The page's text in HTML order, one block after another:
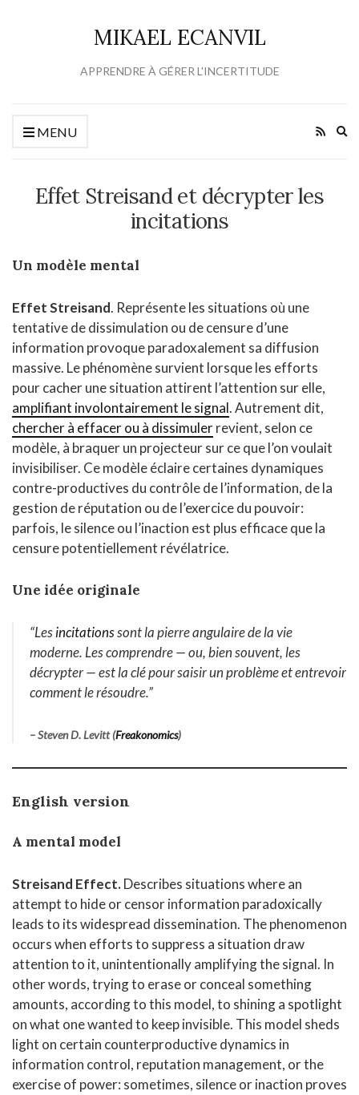
MIKAEL ECANVIL
APPRENDRE À GÉRER L'INCERTITUDE
MENU
Effet Streisand et décrypter les
incitations
Un modèle mental
Effet Streisand. Représente les situations où une
tentative de dissimulation ou de censure d’une
information provoque paradoxalement sa diffusion
massive. Le phénomène survient lorsque les efforts
pour cacher une situation attirent l’attention sur elle,
amplifiant involontairement le signal. Autrement dit,
chercher à effacer ou à dissimulerrevient, selon ce
modèle, à braquer un projecteur sur ce que l’on voulait
invisibiliser. Ce modèle éclaire certaines dynamiques
contre-productives du contrôle de l’information, de la
gestion de réputation ou de l’exercice du pouvoir:
parfois, le silence ou l’inaction est plus efficace que la
censure potentiellement révélatrice.
Une idée originale
“Lesincitationssont la pierre angulaire de la vie
moderne. Les comprendre — ou, bien souvent, les
décrypter — est la clé pour saisir un problème et entrevoir
comment le résoudre.”
– Steven D. Levitt (Freakonomics)
English version
A mental model
Streisand Effect.Describes situations where an
attempt to hide or censor information paradoxically
leads to its widespread dissemination. The phenomenon
occurs when efforts to suppress a situation draw
attention to it, unintentionally amplifying the signal. In
other words, trying to erase or conceal something
amounts, according to this model, to shining a spotlight
on what one wanted to keep invisible. This model sheds
light on certain counterproductive dynamics in
information control, reputation management, or the
exercise of power: sometimes, silence or inaction proves